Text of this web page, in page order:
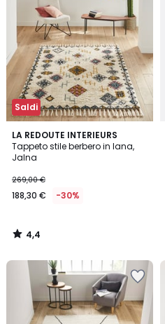
Saldi
LA REDOUTE INTERIEURS
Tappeto stile berbero in lana,
Jalna
269,00 €
188,30 € -30%
4,4
/ 5
4,4
/